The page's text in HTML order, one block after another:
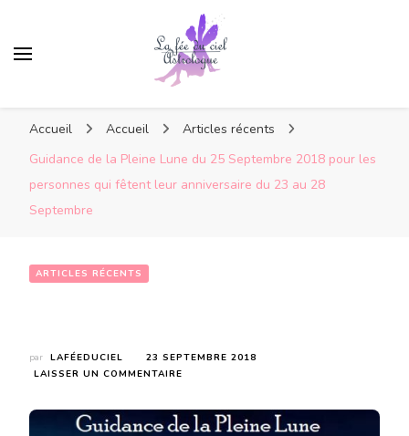
Accueil Accueil
Articles récents
Guidance de la Pleine Lune du 25 Septembre 2018 pour les
personnes qui fêtent leur anniversaire du 23 au 28
Septembre
ARTICLES RÉCENTS
par LAFÉEDUCIEL
23 SEPTEMBRE 2018
LAISSER UN COMMENTAIRE
LA